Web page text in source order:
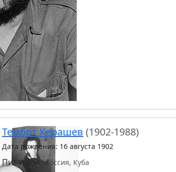
Тембот Керашев (1902-1988)
Дата рождения: 16 августа 1902
Писатели
Россия, Куба